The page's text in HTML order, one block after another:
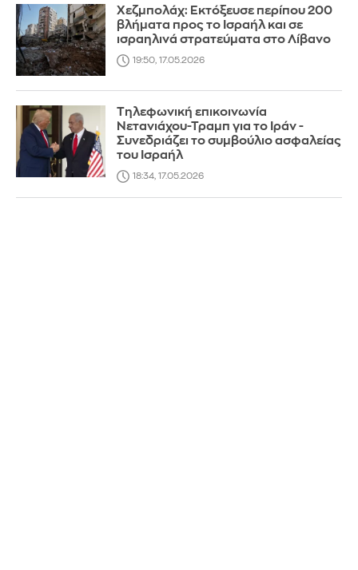
Χεζμπολάχ: Εκτόξευσε περίπου 200
βλήματα προς το Ισραήλ και σε
ισραηλινά στρατεύματα στο Λίβανο
19:50, 17.05.2026
Τηλεφωνική επικοινωνία
Νετανιάχου-Τραμπ για το Ιράν -
Συνεδριάζει το συμβούλιο ασφαλείας
του Ισραήλ
18:34, 17.05.2026